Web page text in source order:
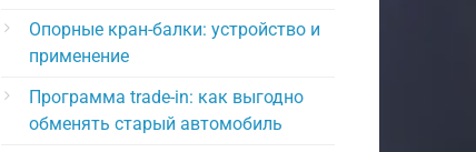
Опорные кран-балки: устройство и
применение
Программа trade-in: как выгодно
обменять старый автомобиль